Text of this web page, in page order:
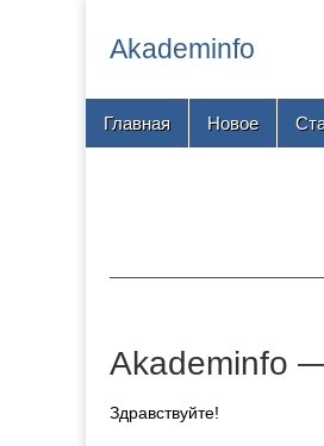
Akademinfo
Main
Skip
Главная Новое
Akademinfo
Здравствуйте!